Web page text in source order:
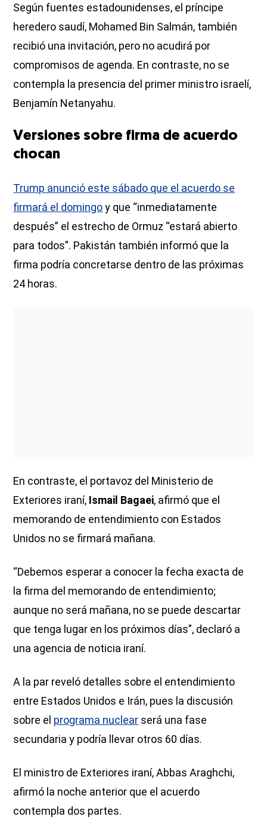
Según fuentes estadounidenses, el príncipe
heredero saudí, Mohamed Bin Salmán, también
recibió una invitación, pero no acudirá por
compromisos de agenda. En contraste, no se
contempla la presencia del primer ministro israelí,
Benjamín Netanyahu.
Versiones sobre firma de acuerdo
chocan
Trump anunció este sábado que el acuerdo se
firmará el domingoy que “inmediatamente
después” el estrecho de Ormuz “estará abierto
para todos”. Pakistán también informó que la
firma podría concretarse dentro de las próximas
24 horas.
En contraste, el portavoz del Ministerio de
Exteriores iraní, Ismail Bagaei, afirmó que el
memorando de entendimiento con Estados
Unidos no se firmará mañana.
“Debemos esperar a conocer la fecha exacta de
la firma del memorando de entendimiento;
aunque no será mañana, no se puede descartar
que tenga lugar en los próximos días”, declaró a
una agencia de noticia iraní.
A la par reveló detalles sobre el entendimiento
entre Estados Unidos e Irán, pues la discusión
sobre el programa nuclear será una fase
secundaria y podría llevar otros 60 días.
El ministro de Exteriores iraní, Abbas Araghchi,
afirmó la noche anterior que el acuerdo
contempla dos partes.